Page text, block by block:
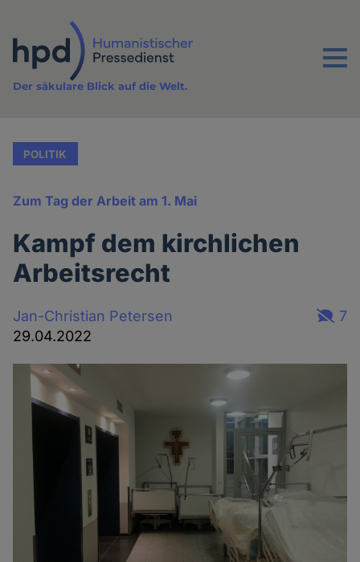
Inhalt
Menu
Der säkulare Blick auf die Welt.
POLITIK
Zum Tag der Arbeit am 1. Mai
Kampf dem kirchlichen
Arbeitsrecht
Jan-Christian Petersen
29.04.2022
7